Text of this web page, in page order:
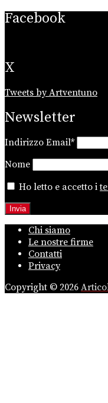
Facebook
X
Tweets by Artventuno
Newsletter
Indirizzo Email*
Nome
Ho letto e accetto i
Chi siamo
Le nostre firme
Contatti
Privacy
Copyright © 2026